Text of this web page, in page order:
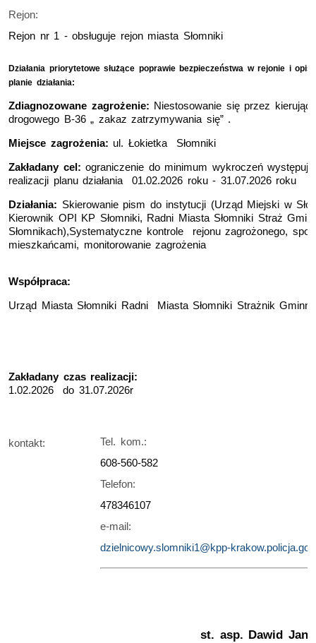
Rejon:
Rejon nr 1 - obsługuje rejon miasta Słomniki
Działania priorytetowe służące poprawie bezpieczeństwa w rejonie i opis
planie działania:
Zdiagnozowane zagrożenie: Niestosowanie się przez
drogowego B-36 „ zakaz zatrzymywania się” .
Miejsce zagrożenia: ul. Łokietka Słomniki
Zakładany cel: ograniczenie do minimum wykroczeń
realizacji planu działania 01.02.2026 roku - 31.07.2026 roku
Działania: Skierowanie pism do instytucji (Urząd Miejski w
Kierownik OPI KP Słomniki, Radni Miasta Słomniki Straż
Słomnikach),Systematyczne kontrole rejonu zagrożonego,
mieszkańcami, monitorowanie zagrożenia
Współpraca:
Urząd Miasta Słomniki Radni Miasta Słomniki Strażnik
Zakładany czas realizacji:
1.02.2026 do 31.07.2026r
kontakt:
Tel. kom.:
608-560-582
Telefon:
478346107
e-mail:
dzielnicowy.slomniki1@kpp-
st. asp. Dawid